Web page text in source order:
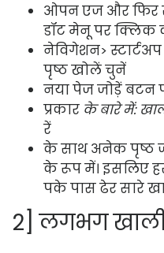
ओपन एज और फिर
डॉट मेनू पर क्लिक
नेविगेशन>
पृष्ठ खोलें चुनें
नया पेज जोड़ें बटन
प्रकार के बारे में:
रें
के साथ अनेक पृष्ठ
के रूप में। इसलिए
पके पास ढेर सारे
2] लगभग